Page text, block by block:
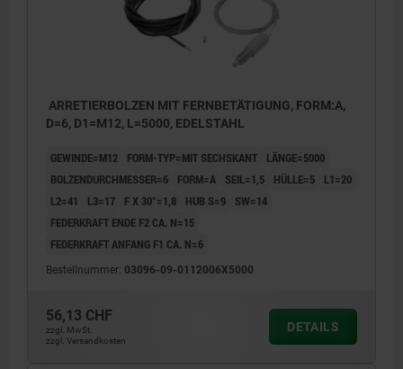
ARRETIERBOLZEN MIT FERNBETÄTIGUNG, FORM:A,
D=6, D1=M12, L=5000, EDELSTAHL
GEWINDE=M12 FORM-TYP=MIT SECHSKANT
LÄNGE=5000
BOLZENDURCHMESSER=6
FORM=A SEIL=1,5 HÜLLE=5
L1=20
L2=41
L3=17 F X 30°=1,8 HUB S=9
SW=14
FEDERKRAFT ENDE F2 CA. N=15
FEDERKRAFT ANFANG F1 CA. N=6
Bestellnummer: 03096-09-0112006X5000
56,13 CHF
zzgl. MwSt.
zzgl. Versandkosten
DETAILS